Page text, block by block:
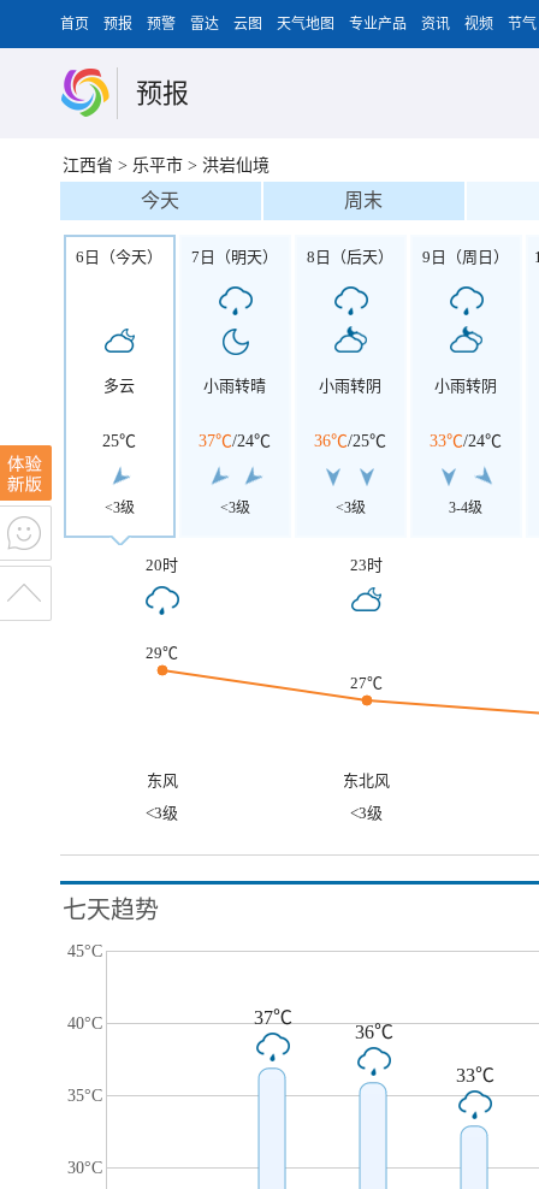
首页 预报 预警 雷达 云图 天气地图 专业产品 资讯 视频 节气
预报
江西省 > 乐平市 > 洪岩仙境
今天 周末
6日（今天）
多云
25℃
<3级
7日（明天）
小雨转晴
37℃/24℃
<3级
8日（后天）
小雨转阴
36℃/25℃
<3级
9日（周日）
小雨转阴
33℃/24℃
3-4级
20时 23时
29℃
27℃
东风
东北风
<3级
<3级
七天趋势
45°C
40°C
35°C
30°C
37℃
36℃
33℃